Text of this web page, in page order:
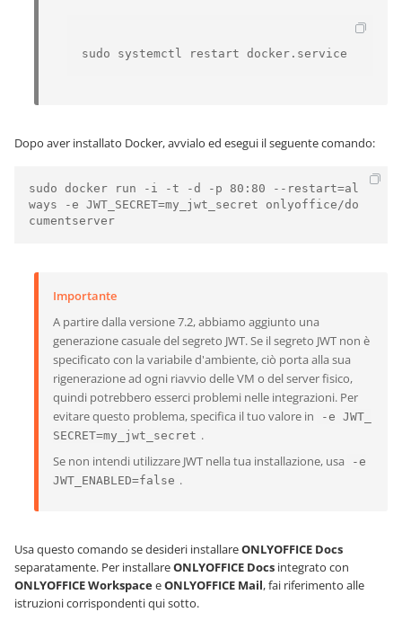
sudo systemctl restart docker.service
Dopo aver installato Docker, avvialo ed esegui il seguente comando:
sudo docker run -i -t -d -p 80:80 --restart=al
ways -e JWT_SECRET=my_jwt_secret onlyoffice/do
cumentserver
Importante
A partire dalla versione 7.2, abbiamo aggiunto una
generazione casuale del segreto JWT. Se il segreto JWT non è
specificato con la variabile d'ambiente, ciò porta alla sua
rigenerazione ad ogni riavvio delle VM o del server fisico,
quindi potrebbero esserci problemi nelle integrazioni. Per
evitare questo problema, specifica il tuo valore in
-e JWT_
SECRET=my_jwt_secret .
Se non intendi utilizzare JWT nella tua installazione, usa
-e
JWT_ENABLED=false .
Usa questo comando se desideri installareONLYOFFICE Docs
separatamente. Per installareONLYOFFICE Docs integrato con
ONLYOFFICE WorkspaceeONLYOFFICE Mail, fai riferimento alle
istruzioni corrispondenti qui sotto.